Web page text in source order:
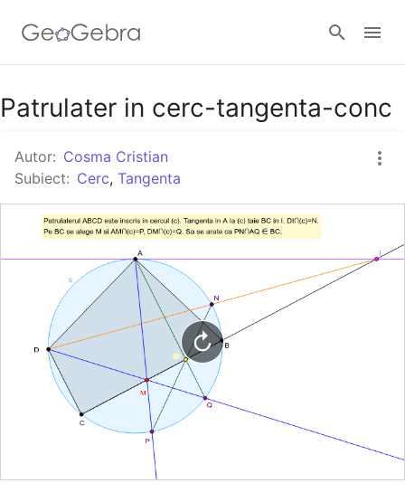
Google Classroom
GeoGebra Classroom
Autentificare
Patrulater in cerc-tangenta-conc
Autor: Cosma Cristian
Subiect: Cerc, Tangenta